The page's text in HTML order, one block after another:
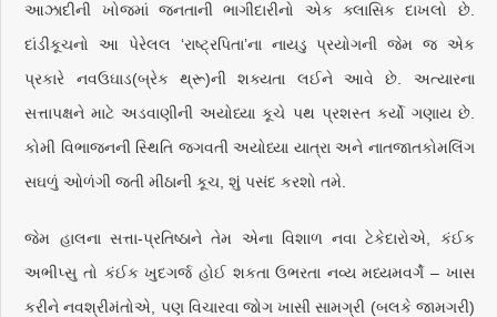
આઝાદીની ખોજમાં જનતાની ભાગીદારીનો એક ક્લાસિક દાખલો છે.
દાંડીકૂચનો આ પેરેલલ ‘રાષ્ટ્રપિતા’ના નાયડુ પ્રયોગની જેમ જ એક
પ્રકારે નવઉઘાડ(બ્રેક થ્રૂ)ની શક્યતા લઈને આવે છે. અત્યારના
સત્તાપક્ષને માટે અડવાણીની અયોધ્યા કૂચે પથ પ્રશસ્ત કર્યો ગણાય છે.
કોમી વિભાજનની સ્થિતિ જગવતી અયોધ્યા યાત્રા અને નાતજાતકોમલિંગ
સઘળું ઓળંગી જતી મીઠાની કૂચ, શું પસંદ કરશો તમે.
જેમ હાલના સત્તા-પ્રતિષ્ઠાને તેમ એના વિશાળ નવા ટેકેદારોએ, કંઈક
અભીપ્સુ તો કંઈક ખુદગર્જ હોઈ શકતા ઉભરતા નવ્ય મધ્યમવર્ગે – ખાસ
કરીને નવશ્રીમંતોએ, પણ વિચારવા જોગ ખાસી સામગ્રી (બલકે જામગરી)